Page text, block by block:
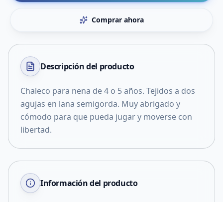
Comprar ahora
Descripción del producto
Chaleco para nena de 4 o 5 años. Tejidos a dos
agujas en lana semigorda. Muy abrigado y
cómodo para que pueda jugar y moverse con
libertad.
Información del producto